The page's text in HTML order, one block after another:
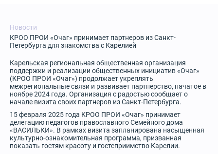
Новости
КРОО ПРОИ «Очаг» принимает партнеров из Санкт-
Петербурга для знакомства с Карелией
Карельская региональная общественная организация
поддержки и реализации общественных инициатив «Очаг»
(КРОО ПРОИ «Очаг») продолжает укреплять
межрегиональные связи и развивает партнерство, начатое в
ноябре 2024 года. Организация с радостью сообщает о
начале визита своих партнеров из Санкт-Петербурга.
15 февраля 2025 года КРОО ПРОИ «Очаг» принимает
делегацию педагогов православного Семейного дома
«ВАСИЛЬКИ». В рамках визита запланирована насыщенная
культурно-ознакомительная программа, призванная
показать гостям красоту и гостеприимство Карелии.